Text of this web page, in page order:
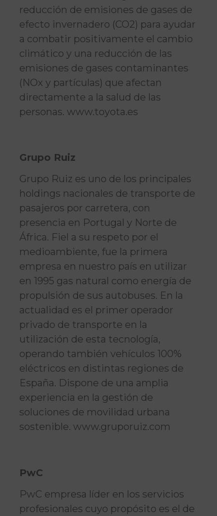
reducción de emisiones de gases de
efecto invernadero (CO2) para ayudar
a combatir positivamente el cambio
climático y una reducción de las
emisiones de gases contaminantes
(NOx y partículas) que afectan
directamente a la salud de las
personas. www.toyota.es
Grupo Ruiz
Grupo Ruiz es uno de los principales
holdings nacionales de transporte de
pasajeros por carretera, con
presencia en Portugal y Norte de
África. Fiel a su respeto por el
medioambiente, fue la primera
empresa en nuestro país en utilizar
en 1995 gas natural como energía de
propulsión de sus autobuses. En la
actualidad es el primer operador
privado de transporte en la
utilización de esta tecnología,
operando también vehículos 100%
eléctricos en distintas regiones de
España. Dispone de una amplia
experiencia en la gestión de
soluciones de movilidad urbana
sostenible. www.gruporuiz.com
PwC
PwC empresa líder en los servicios
profesionales cuyo propósito es el de